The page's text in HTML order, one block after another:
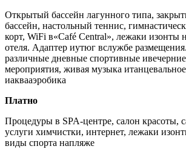
Открытый бассейн лагунного типа,
бассейн, настольный теннис,
корт, WiFi в«Café Central», лежаки изонты
отеля. Адаптер иутюг вслужбе
различные дневные спортивные ивечерние
мероприятия, живая музыка
иаквааэробика
Платно
Процедуры в SPA-центре, салон красоты,
услуги химчистки, интернет, лежаки
виды спорта напляже